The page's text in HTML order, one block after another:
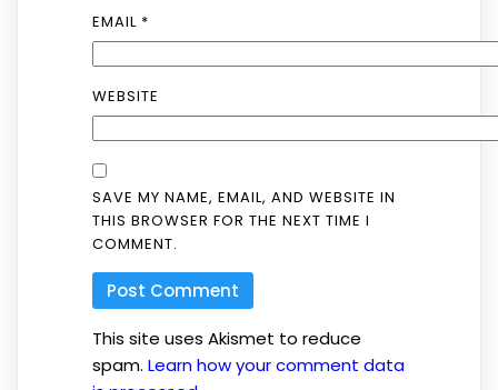
EMAIL *
WEBSITE
SAVE MY NAME, EMAIL, AND WEBSITE IN
THIS BROWSER FOR THE NEXT TIME I
COMMENT.
This site uses Akismet to reduce
spam. Learn how your comment data